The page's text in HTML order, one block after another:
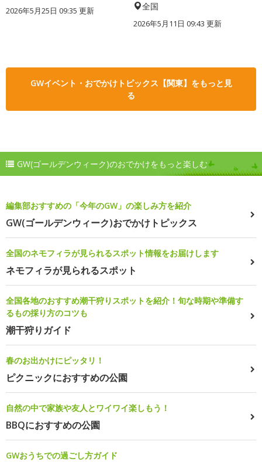
2026年5月25日 09:35 更新 全国
2026年5月11日 09:43 更新
GWイベント・おでかけトピックス【関東】をもっと見
る
GW(ゴールデンウィーク)のおでかけをもっと楽しむ
編集部おすすめの「今年のGW」の楽しみ方を紹介
GW(ゴールデンウィーク)おでかけトピックス
全国のネモフィラが見られるスポット情報をお届けします
ネモフィラが見られるスポット
全国各地のおすすめ潮干狩りスポットを紹介！旬な時期や準備す
るもの採り方のコツも
潮干狩りガイド
春のお出かけにピッタリ！
ピクニックにおすすめの公園
自然の中で家族や友人とワイワイ楽しもう！
BBQにおすすめの公園
GWおうちでの過ごし方ガイド